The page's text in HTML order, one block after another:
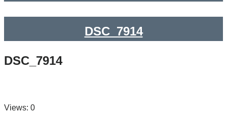
DSC_7914
DSC_7914
Views: 0